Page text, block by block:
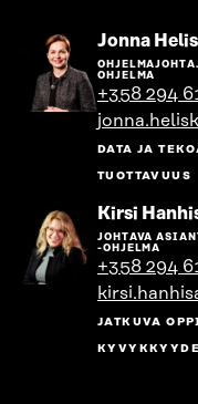
Jonna
OHJELMA
+358 294
DATA JA
TUOTTAVUUS
Kirsi
JOHTAVA
-OHJELMA
+358 294
JATKUVA